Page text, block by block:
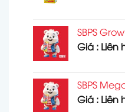
SBPS
Giá : Liên
SBPS
Giá : Liên